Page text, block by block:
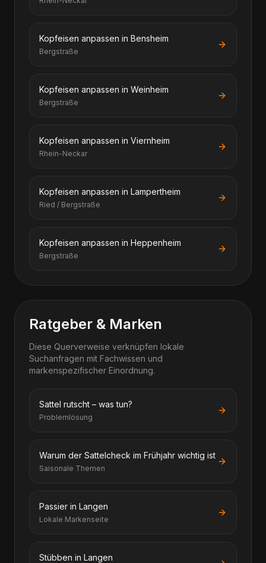
Kopfeisen anpassen in Bensheim
Bergstraße
Kopfeisen anpassen in Weinheim
Bergstraße
Kopfeisen anpassen in Viernheim
Rhein-Neckar
Kopfeisen anpassen in Lampertheim
Ried / Bergstraße
Kopfeisen anpassen in Heppenheim
Bergstraße
Ratgeber & Marken
Diese Querverweise verknüpfen lokale
Suchanfragen mit Fachwissen und
markenspezifischer Einordnung.
Sattel rutscht – was tun?
Problemlösung
Warum der Sattelcheck im Frühjahr wichtig ist
Saisonale Themen
Passier in Langen
Lokale Markenseite
Stübben in Langen